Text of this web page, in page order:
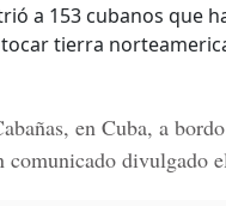
a 153 cubanos que
tierra
en Cuba, a
comunicado divulgado